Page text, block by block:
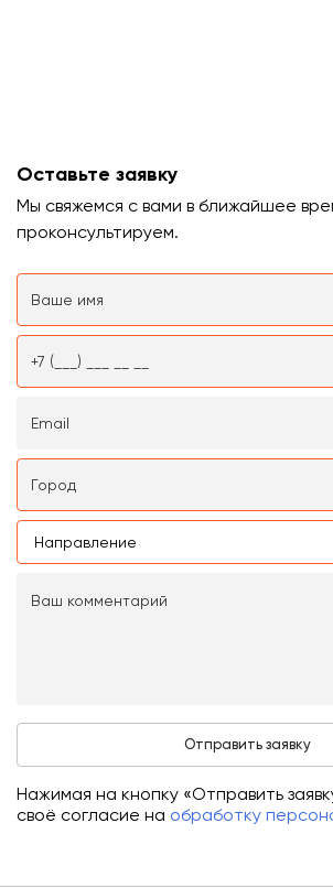
Оставьте заявку
Мы свяжемся с вами в ближайшее
проконсультируем.
Нажимая на кнопку «Отправить
своё согласие на обработку